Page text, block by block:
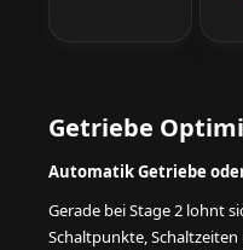
Getriebe
Automatik Getriebe
Gerade bei Stage 2 lohnt
Schaltpunkte,